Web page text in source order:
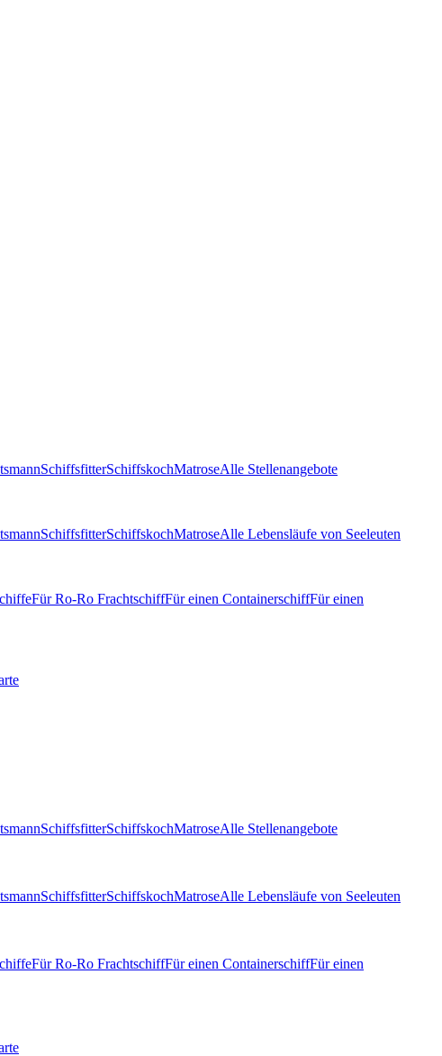
SchiffsfitterSchiffskochMatroseAlle Stellenangebote
SchiffsfitterSchiffskochMatroseAlle Lebensläufe von Seeleuten
Für Ro-Ro FrachtschiffFür einen ContainerschiffFür einen
SchiffsfitterSchiffskochMatroseAlle Stellenangebote
SchiffsfitterSchiffskochMatroseAlle Lebensläufe von Seeleuten
Für Ro-Ro FrachtschiffFür einen ContainerschiffFür einen